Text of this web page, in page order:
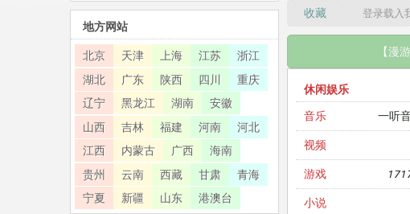
收藏 登录载入
【漫
休闲娱乐
音乐
一听
视频
游戏
小说
地方网站
北京 天津 上海 江苏
浙江
湖北
广东 陕西 四川
重庆
辽宁
黑龙江 湖南
安徽
山西
吉林 福建 河南
河北
江西
内蒙古 广西
海南
贵州
云南 西藏 甘肃
青海
宁夏
新疆 山东 港澳台